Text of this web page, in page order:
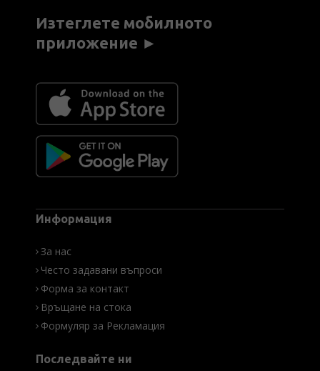
Изтеглете мобилното
приложение ►
Информация
За нас
Често задавани въпроси
Форма за контакт
Връщане на стока
Формуляр за Рекламация
Последвайте ни